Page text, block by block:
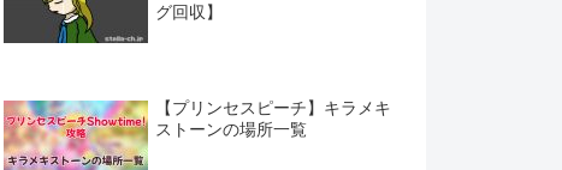
グ回収】
【プリンセスピーチ】キラメキ
ストーンの場所一覧